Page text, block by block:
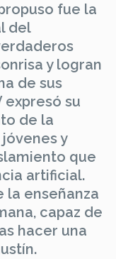
fue la
del
y logran
de sus
expresó su
de la
y
que
artificial.
la enseñanza
capaz de
hacer una